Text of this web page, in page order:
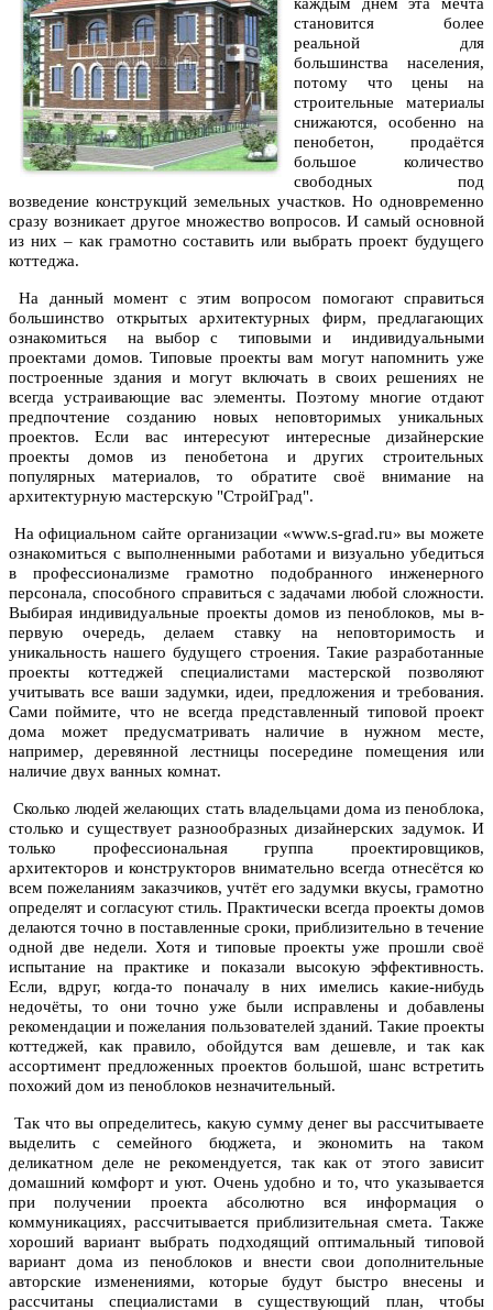
каждым днём эта мечта
становится более
реальной для
большинства населения,
потому что цены на
строительные материалы
снижаются, особенно на
пенобетон, продаётся
большое количество
свободных под
возведение конструкций земельных участков. Но одновременно
сразу возникает другое множество вопросов. И самый основной
из них – как грамотно составить или выбрать проект будущего
коттеджа.
На данный момент с этим вопросом помогают справиться
большинство открытых архитектурных фирм, предлагающих
ознакомиться на выбор с типовыми и индивидуальными
проектами домов. Типовые проекты вам могут напомнить уже
построенные здания и могут включать в своих решениях не
всегда устраивающие вас элементы. Поэтому многие отдают
предпочтение созданию новых неповторимых уникальных
проектов. Если вас интересуют интересные дизайнерские
проекты домов из пенобетона и других строительных
популярных материалов, то обратите своё внимание на
архитектурную мастерскую "СтройГрад".
На официальном сайте организации «www.s-grad.ru» вы можете
ознакомиться с выполненными работами и визуально убедиться
в профессионализме грамотно подобранного инженерного
персонала, способного справиться с задачами любой сложности.
Выбирая индивидуальные проекты домов из пеноблоков, мы в-
первую очередь, делаем ставку на неповторимость и
уникальность нашего будущего строения. Такие разработанные
проекты коттеджей специалистами мастерской позволяют
учитывать все ваши задумки, идеи, предложения и требования.
Сами поймите, что не всегда представленный типовой проект
дома может предусматривать наличие в нужном месте,
например, деревянной лестницы посередине помещения или
наличие двух ванных комнат.
Сколько людей желающих стать владельцами дома из пеноблока,
столько и существует разнообразных дизайнерских задумок. И
только профессиональная группа проектировщиков,
архитекторов и конструкторов внимательно всегда отнесётся ко
всем пожеланиям заказчиков, учтёт его задумки вкусы, грамотно
определят и согласуют стиль. Практически всегда проекты домов
делаются точно в поставленные сроки, приблизительно в течение
одной две недели. Хотя и типовые проекты уже прошли своё
испытание на практике и показали высокую эффективность.
Если, вдруг, когда-то поначалу в них имелись какие-нибудь
недочёты, то они точно уже были исправлены и добавлены
рекомендации и пожелания пользователей зданий. Такие проекты
коттеджей, как правило, обойдутся вам дешевле, и так как
ассортимент предложенных проектов большой, шанс встретить
похожий дом из пеноблоков незначительный.
Так что вы определитесь, какую сумму денег вы рассчитываете
выделить с семейного бюджета, и экономить на таком
деликатном деле не рекомендуется, так как от этого зависит
домашний комфорт и уют. Очень удобно и то, что указывается
при получении проекта абсолютно вся информация о
коммуникациях, рассчитывается приблизительная смета. Также
хороший вариант выбрать подходящий оптимальный типовой
вариант дома из пеноблоков и внести свои дополнительные
авторские изменениями, которые будут быстро внесены и
рассчитаны специалистами в существующий план, чтобы